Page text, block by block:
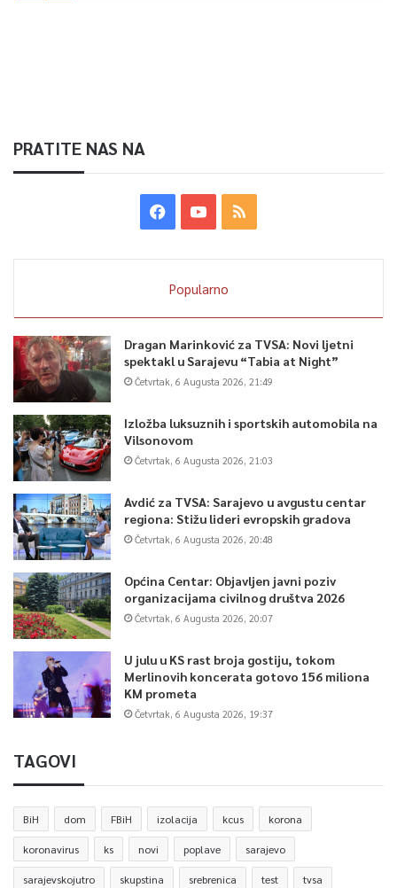
0
PRATITE NAS NA
Popularno
Dragan Marinković za TVSA: Novi ljetni
spektakl u Sarajevu “Tabia at Night”
Četvrtak, 6 Augusta 2026, 21:49
Izložba luksuznih i sportskih automobila na
Vilsonovom
Četvrtak, 6 Augusta 2026, 21:03
Avdić za TVSA: Sarajevo u avgustu centar
regiona: Stižu lideri evropskih gradova
Četvrtak, 6 Augusta 2026, 20:48
Općina Centar: Objavljen javni poziv
organizacijama civilnog društva 2026
Četvrtak, 6 Augusta 2026, 20:07
U julu u KS rast broja gostiju, tokom
Merlinovih koncerata gotovo 156 miliona
KM prometa
Četvrtak, 6 Augusta 2026, 19:37
TAGOVI
BiH dom FBiH izolacija kcus korona
koronavirus ks novi poplave sarajevo
sarajevskojutro skupstina srebrenica test tvsa